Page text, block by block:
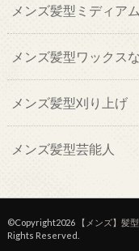
メンズ髪型ミディアム
メンズ髪型ワックスな
メンズ髪型刈り上げ
メンズ髪型芸能人
©Copyright2026 【メンズ】髪
Rights Reserved.